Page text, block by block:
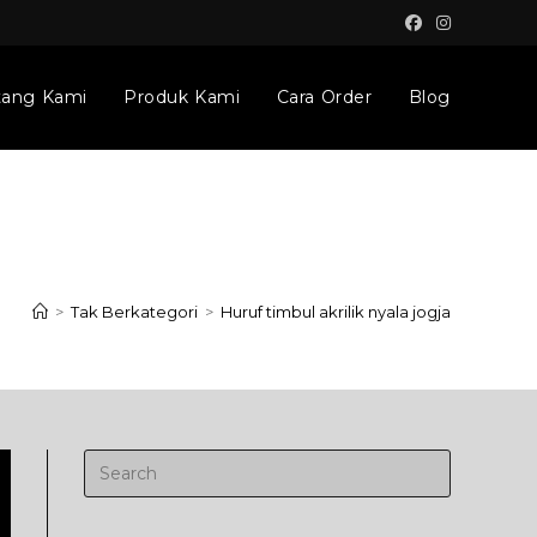
Kami Produk Kami Cara Order Blog
> Tak Berkategori > Huruf timbul akrilik nyala jogja